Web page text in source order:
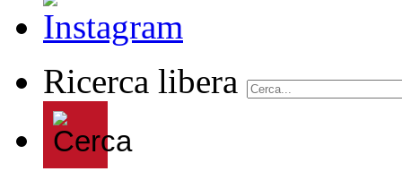
Ricerca libera